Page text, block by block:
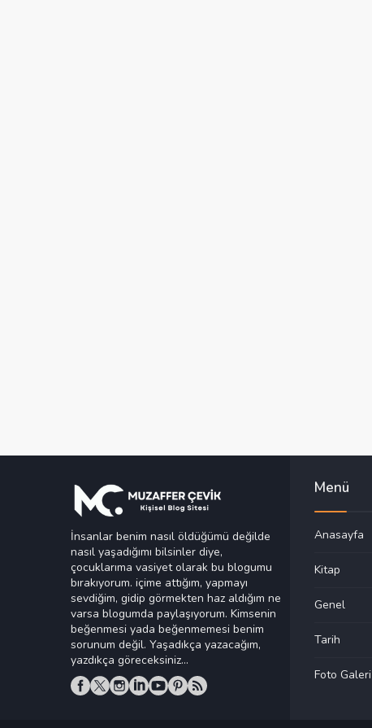
İnsanlar benim nasıl öldüğümü değilde
nasıl yaşadığımı bilsinler diye,
çocuklarıma vasiyet olarak bu blogumu
bırakıyorum. içime attığım, yapmayı
sevdiğim, gidip görmekten haz aldığım ne
varsa blogumda paylaşıyorum. Kimsenin
beğenmesi yada beğenmemesi benim
sorunum değil. Yaşadıkça yazacağım,
yazdıkça göreceksiniz...
Menü
Anasayfa
Kitap
Genel
Tarih
Foto Galeri